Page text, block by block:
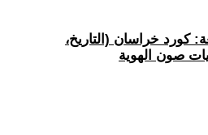
كورد خراسان (التاريخ،
صون الهوية